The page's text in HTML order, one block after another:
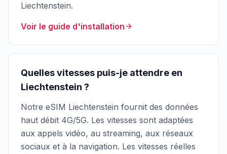
Liechtenstein.
Voir le guide d'installation
Quelles vitesses puis-je attendre en
Liechtenstein ?
Notre eSIM Liechtenstein fournit des données
haut débit 4G/5G. Les vitesses sont adaptées
aux appels vidéo, au streaming, aux réseaux
sociaux et à la navigation. Les vitesses réelles